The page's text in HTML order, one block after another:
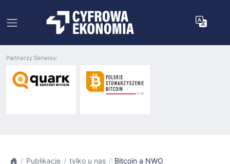
Partnerzy Serwisu:
Publikacje tylko u nas Bitcoin a NWO